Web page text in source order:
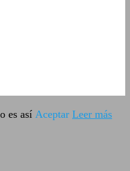
es así Aceptar Leer más